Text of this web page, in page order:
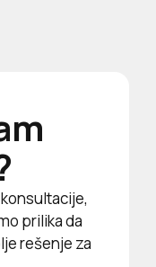
prilika da
rešenje za